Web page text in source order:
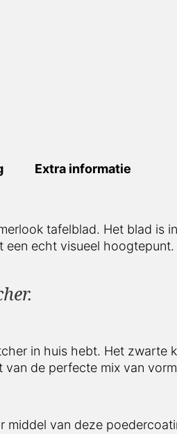
Extra informatie
tafelblad. Het blad is
visueel hoogtepunt.
in huis hebt. Het zwarte
mix van vorm en functie.
van deze poedercoating